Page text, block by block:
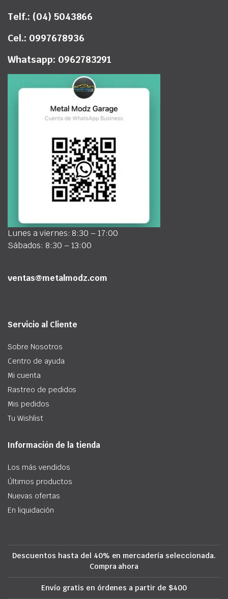
Telf.: (04) 5043866
Cel.: 0997678936
Whatsapp: 0962783291
Lunes a viernes: 8:30 – 17:00
Sábados: 8:30 – 13:00
ventas@metalmodz.com
Servicio al Cliente
Sobre Nosotros
Centro de ayuda
Mi cuenta
Rastreo de pedidos
Mis pedidos
Tu Wishlist
Información de la tienda
Los más vendidos
Últimos productos
Nuevas ofertas
En liquidación
Descuentos hasta del 40% en mercadería seleccionada.
Compra ahora
Envío gratis en órdenes a partir de $400